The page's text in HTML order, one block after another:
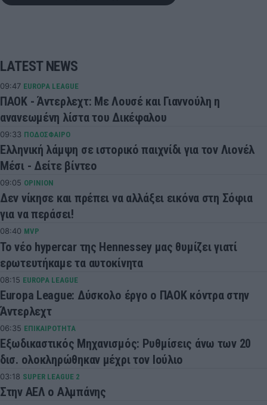
LATEST NEWS
09:47 EUROPA LEAGUE
ΠΑΟΚ - Άντερλεχτ: Με Λουσέ και Γιαννούλη η
ανανεωμένη λίστα του Δικέφαλου
09:33 ΠΟΔΟΣΦΑΙΡΟ
Ελληνική λάμψη σε ιστορικό παιχνίδι για τον Λιονέλ
Μέσι - Δείτε βίντεο
09:05 OPINION
Δεν νίκησε και πρέπει να αλλάξει εικόνα στη Σόφια
για να περάσει!
08:40 MVP
Το νέο hypercar της Hennessey μας θυμίζει γιατί
ερωτευτήκαμε τα αυτοκίνητα
08:15 EUROPA LEAGUE
Europa League: Δύσκολο έργο ο ΠΑΟΚ κόντρα στην
Άντερλεχτ
06:35 ΕΠΙΚΑΙΡΟΤΗΤΑ
Εξωδικαστικός Μηχανισμός: Ρυθμίσεις άνω των 20
δισ. ολοκληρώθηκαν μέχρι τον Ιούλιο
03:18 SUPER LEAGUE 2
Στην ΑΕΛ ο Αλμπάνης